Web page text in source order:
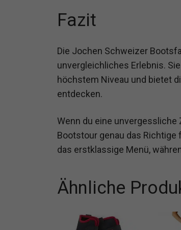
Fazit
Die Jochen Schweizer
unvergleichliches Erlebnis.
höchstem Niveau und bietet
entdecken.
Wenn du eine
Bootstour genau das
das erstklassige Menü,
Ähnliche